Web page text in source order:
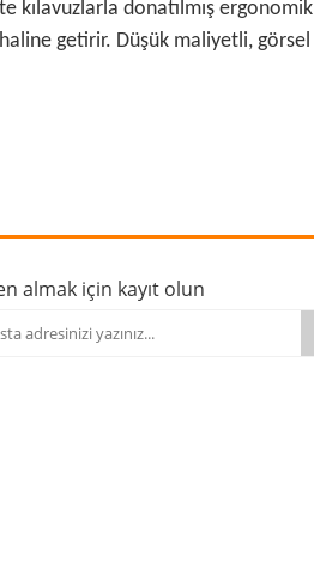
kılavuzlarla donatılmış ergonomik
getirir. Düşük maliyetli, görsel
almak için kayıt olun